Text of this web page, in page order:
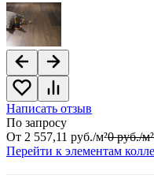
Написать отзыв
По запросу
От 2 557,11 руб./м²0 руб./м²
Перейти к элементам